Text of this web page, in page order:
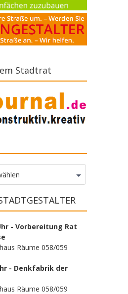
Stadtrat
- Vorbereitung Rat
Räume 058/059
- Denkfabrik der
Räume 058/059